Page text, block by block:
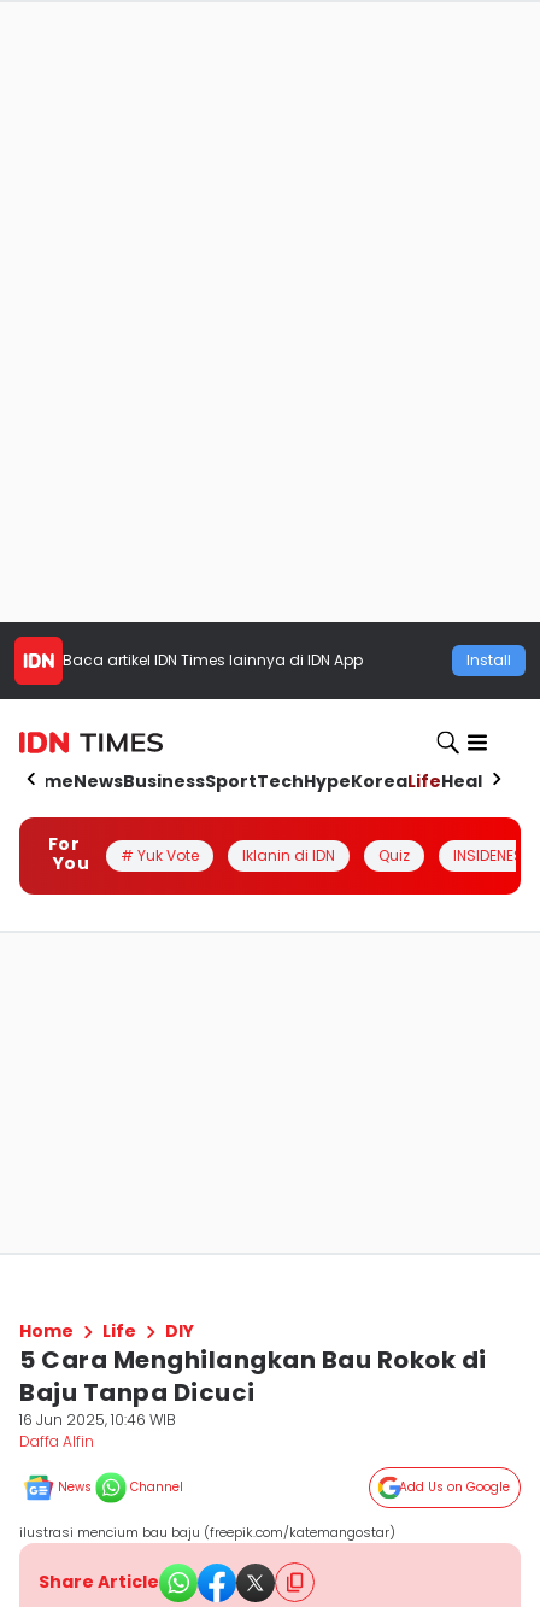
Baca artikel IDN Times lainnya di IDN App Install
HomeNewsBusinessSportTechHypeKoreaLifeHealth
For
You
# Yuk Vote Iklanin di IDN Quiz INSIDENESIA
Home Life DIY
5 Cara Menghilangkan Bau Rokok di
Baju Tanpa Dicuci
16 Jun 2025, 10:46 WIB
Daffa Alfin
News Channel Add Us on Google
ilustrasi mencium bau baju (freepik.com/katemangostar)
Share Article